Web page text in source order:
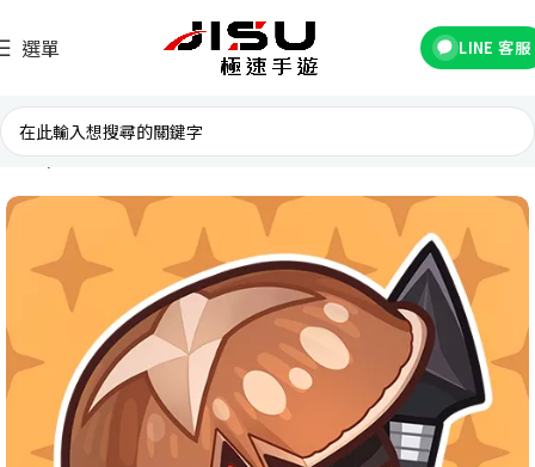
選單 LINE 客服
首頁 台灣遊戲